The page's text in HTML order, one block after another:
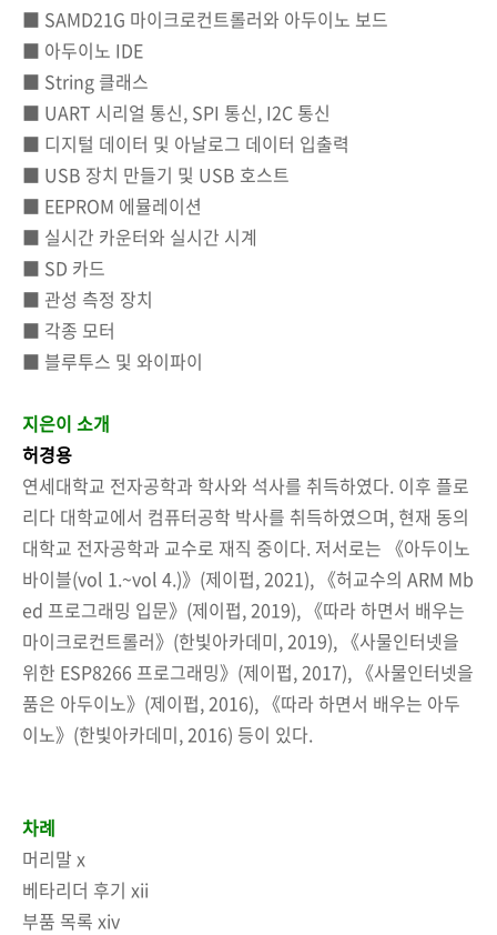
■ SAMD21G 마이크로컨트롤러와 아두이노 보드
■ 아두이노 IDE
■ String 클래스
■ UART 시리얼 통신, SPI 통신, I2C 통신
■ 디지털 데이터 및 아날로그 데이터 입출력
■ USB 장치 만들기 및 USB 호스트
■ EEPROM 에뮬레이션
■ 실시간 카운터와 실시간 시계
■ SD 카드
■ 관성 측정 장치
■ 각종 모터
■ 블루투스 및 와이파이
지은이 소개
허경용
연세대학교 전자공학과 학사와 석사를 취득하였다. 이후 플로
리다 대학교에서 컴퓨터공학 박사를 취득하였으며, 현재 동의
대학교 전자공학과 교수로 재직 중이다. 저서로는 《아두이노
바이블(vol 1.~vol 4.)》(제이펍, 2021), 《허교수의 ARM Mb
ed 프로그래밍 입문》(제이펍, 2019), 《따라 하면서 배우는
마이크로컨트롤러》(한빛아카데미, 2019), 《사물인터넷을
위한 ESP8266 프로그래밍》(제이펍, 2017), 《사물인터넷을
품은 아두이노》(제이펍, 2016), 《따라 하면서 배우는 아두
이노》(한빛아카데미, 2016) 등이 있다.
차례
머리말 x
베타리더 후기 xii
부품 목록 xiv